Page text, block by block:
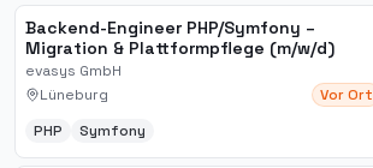
Backend-Engineer PHP/Symfony –
Migration & Plattformpflege (m/w/d)
evasys GmbH
Lüneburg
Vor Ort
PHP Symfony